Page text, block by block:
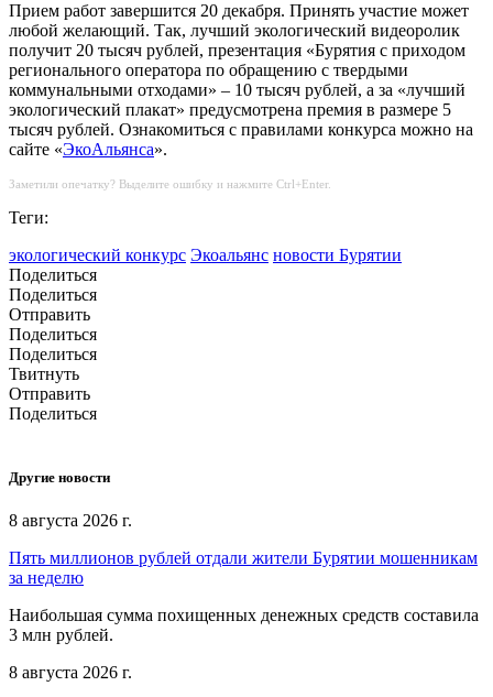
Прием работ завершится 20 декабря. Принять участие может
любой желающий. Так, лучший экологический видеоролик
получит 20 тысяч рублей, презентация «Бурятия с приходом
регионального оператора по обращению с твердыми
коммунальными отходами» – 10 тысяч рублей, а за «лучший
экологический плакат» предусмотрена премия в размере 5
тысяч рублей. Ознакомиться с правилами конкурса можно на
сайте «ЭкоАльянса».
Заметили опечатку? Выделите ошибку и нажмите Ctrl+Enter.
Теги:
экологический конкурс Экоальянс новости Бурятии
Поделиться
Поделиться
Отправить
Поделиться
Поделиться
Твитнуть
Отправить
Поделиться
Другие новости
8 августа 2026 г.
Пять миллионов рублей отдали жители Бурятии мошенникам
за неделю
Наибольшая сумма похищенных денежных средств составила
3 млн рублей.
8 августа 2026 г.